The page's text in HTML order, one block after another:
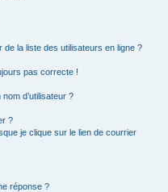
de la liste des utilisateurs en ligne ?
pas correcte !
d’utilisateur ?
?
je clique sur le lien de courrier
réponse ?